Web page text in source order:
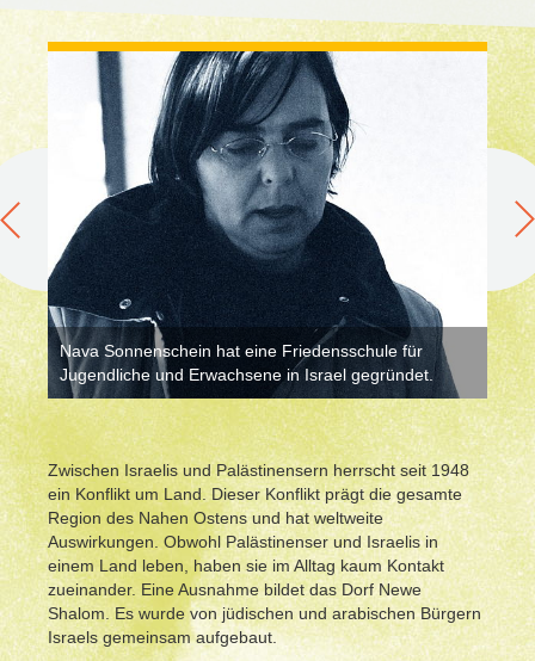
Nava Sonnenschein hat eine Friedensschule für
Jugendliche und Erwachsene in Israel gegründet.
Zwischen Israelis und Palästinensern herrscht seit 1948
ein Konflikt um Land. Dieser Konflikt prägt die gesamte
Region des Nahen Ostens und hat weltweite
Auswirkungen. Obwohl Palästinenser und Israelis in
einem Land leben, haben sie im Alltag kaum Kontakt
zueinander. Eine Ausnahme bildet das Dorf Newe
Shalom. Es wurde von jüdischen und arabischen Bürgern
Israels gemeinsam aufgebaut.